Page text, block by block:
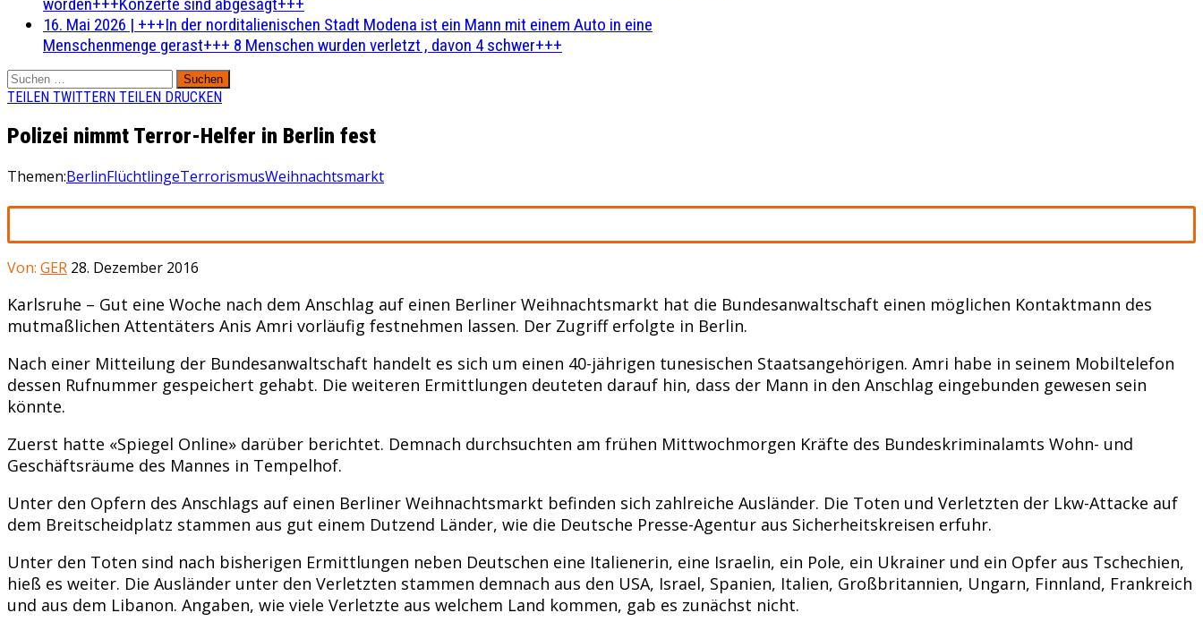
16. Mai 2026 | +++In der norditalienischen Stadt Modena ist ein Mann mit einem Auto in eine
Menschenmenge gerast+++ 8 Menschen wurden verletzt , davon 4 schwer+++
Suchen
nach:
TEILEN TWITTERN TEILEN DRUCKEN
Polizei nimmt Terror-Helfer in Berlin fest
Themen:BerlinFlüchtlingeTerrorismusWeihnachtsmarkt
Von: GER 28. Dezember 2016
Karlsruhe – Gut eine Woche nach dem Anschlag auf einen Berliner Weihnachtsmarkt hat die Bundesanwaltschaft einen möglichen Kontaktmann des
mutmaßlichen Attentäters Anis Amri vorläufig festnehmen lassen. Der Zugriff erfolgte in Berlin.
Nach einer Mitteilung der Bundesanwaltschaft handelt es sich um einen 40-jährigen tunesischen Staatsangehörigen. Amri habe in seinem Mobiltelefon
dessen Rufnummer gespeichert gehabt. Die weiteren Ermittlungen deuteten darauf hin, dass der Mann in den Anschlag eingebunden gewesen sein
könnte.
Zuerst hatte «Spiegel Online» darüber berichtet. Demnach durchsuchten am frühen Mittwochmorgen Kräfte des Bundeskriminalamts Wohn- und
Geschäftsräume des Mannes in Tempelhof.
Unter den Opfern des Anschlags auf einen Berliner Weihnachtsmarkt befinden sich zahlreiche Ausländer. Die Toten und Verletzten der Lkw-Attacke auf
dem Breitscheidplatz stammen aus gut einem Dutzend Länder, wie die Deutsche Presse-Agentur aus Sicherheitskreisen erfuhr.
Unter den Toten sind nach bisherigen Ermittlungen neben Deutschen eine Italienerin, eine Israelin, ein Pole, ein Ukrainer und ein Opfer aus Tschechien,
hieß es weiter. Die Ausländer unter den Verletzten stammen demnach aus den USA, Israel, Spanien, Italien, Großbritannien, Ungarn, Finnland, Frankreich
und aus dem Libanon. Angaben, wie viele Verletzte aus welchem Land kommen, gab es zunächst nicht.